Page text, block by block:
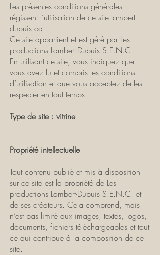
Les présentes conditions générales
régissent l’utilisation de ce site lambert-
dupuis.ca.
Ce site appartient et est géré par Les
productions Lambert-Dupuis S.E.N.C.
En utilisant ce site, vous indiquez que
vous avez lu et compris les conditions
d’utilisation et que vous acceptez de les
respecter en tout temps.
Type de site : vitrine
Propriété intellectuelle
Tout contenu publié et mis à disposition
sur ce site est la propriété de Les
productions Lambert-Dupuis S.E.N.C. et
de ses créateurs. Cela comprend, mais
n’est pas limité aux images, textes, logos,
documents, fichiers téléchargeables et tout
ce qui contribue à la composition de ce
site.